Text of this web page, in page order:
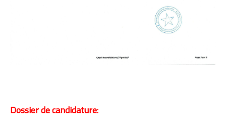
Dossier de candidature: